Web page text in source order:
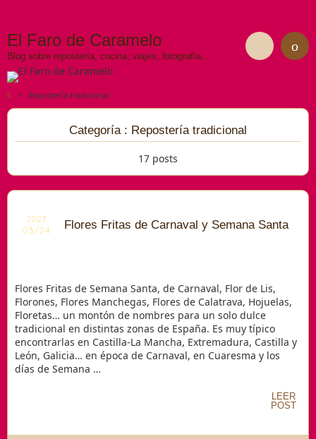
El Faro de Caramelo
Blog sobre repostería, cocina, viajes, fotografía...
> Repostería tradicional
Categoría : Repostería tradicional
17 posts
2023
03/24 Flores Fritas de Carnaval y Semana Santa
Flores Fritas de Semana Santa, de Carnaval, Flor de Lis,
Florones, Flores Manchegas, Flores de Calatrava, Hojuelas,
Floretas… un montón de nombres para un solo dulce
tradicional en distintas zonas de España. Es muy típico
encontrarlas en Castilla-La Mancha, Extremadura, Castilla y
León, Galicia… en época de Carnaval, en Cuaresma y los
días de Semana …
LEER
POST